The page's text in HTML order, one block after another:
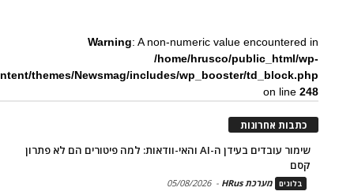
Warning: A non-numeric value encountered in
/home/hrusco/public_html/wp-
themes/Newsmag/includes/wp_booster/td_block.php
on line248
כתבות אחרונות
שימור עובדים בעידן ה-AI והאי-וודאות: למה פיטורים הם לא פתרון
קסם
בלוגים מערכת HRus -
05/08/2026